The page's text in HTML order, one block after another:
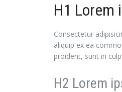
H1 Lorem
Consectetur
aliquip ex ea
proident, sunt in
H2 Lorem